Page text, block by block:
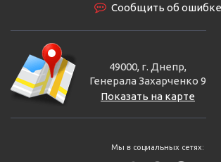
Сообщить об ошибке
49000, г. Днепр,
Генерала Захарченко 9
Показать на карте
Мы в социальных сетях: